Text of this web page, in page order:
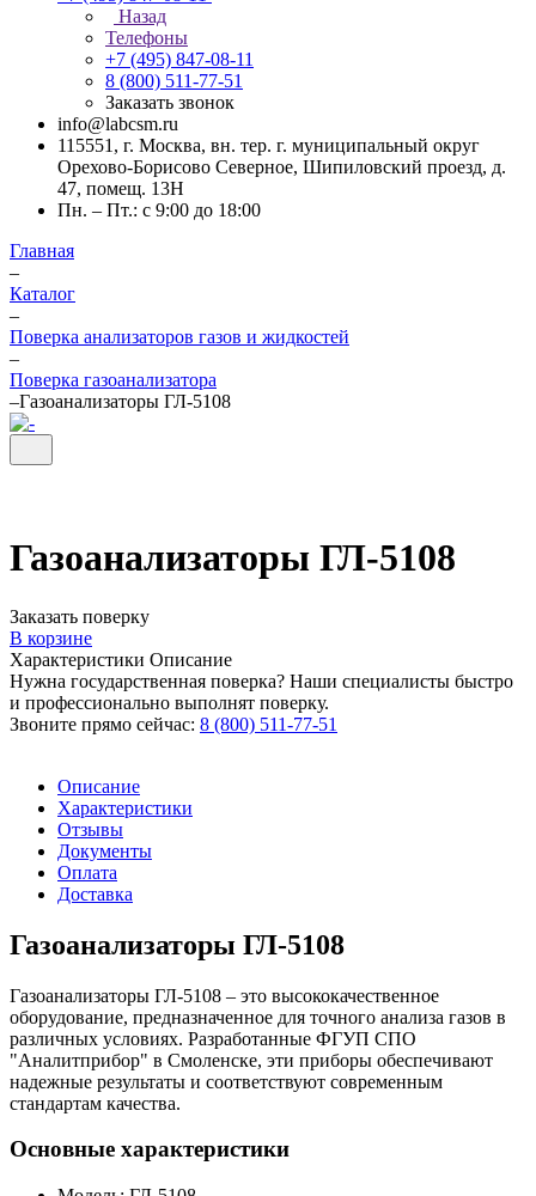
Назад
Телефоны
+7 (495) 847-08-11
8 (800) 511-77-51
Заказать звонок
info@labcsm.ru
115551, г. Москва, вн. тер. г. муниципальный округ
Орехово-Борисово Северное, Шипиловский проезд, д.
47, помещ. 13Н
Пн. – Пт.: с 9:00 до 18:00
Главная
–
Каталог
–
Поверка анализаторов газов и жидкостей
–
Поверка газоанализатора
–Газоанализаторы ГЛ-5108
Газоанализаторы ГЛ-5108
Заказать поверку
В корзине
Характеристики Описание
Нужна государственная поверка? Наши специалисты быстро
и профессионально выполнят поверку.
Звоните прямо сейчас: 8 (800) 511-77-51
Описание
Характеристики
Отзывы
Документы
Оплата
Доставка
Газоанализаторы ГЛ-5108
Газоанализаторы ГЛ-5108 – это высококачественное
оборудование, предназначенное для точного анализа газов в
различных условиях. Разработанные ФГУП СПО
"Аналитприбор" в Смоленске, эти приборы обеспечивают
надежные результаты и соответствуют современным
стандартам качества.
Основные характеристики